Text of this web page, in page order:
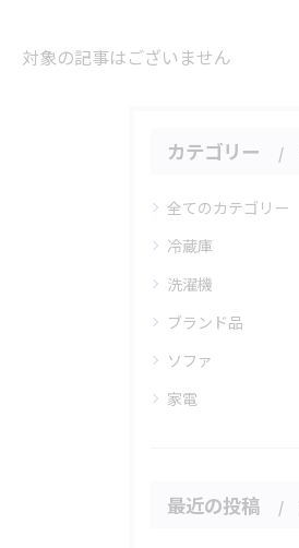
対象の記事はございません
カテゴリー
全てのカテゴリー
冷蔵庫
洗濯機
ブランド品
ソファ
家電
最近の投稿